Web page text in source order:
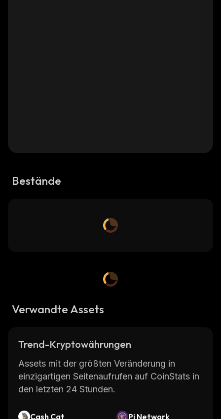
Bestände
Verwandte Assets
Trend-Kryptowährungen
Assets mit der größten Veränderung in
einzigartigen Seitenaufrufen auf CoinStats in
den letzten 24 Stunden.
Cash Cat Pi Network